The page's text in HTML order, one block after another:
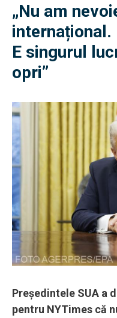
„Nu am
E singurul
opri”
Președintele SUA a
pentru NYTimes că